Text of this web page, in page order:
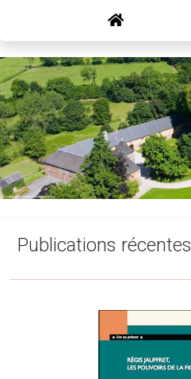
Publications récentes